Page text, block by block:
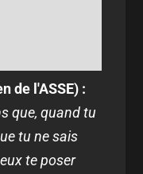
de l'ASSE) :
que, quand tu
tu ne sais
te poser